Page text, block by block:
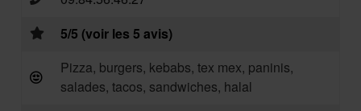
5/5 (voir les 5 avis)
Pizza, burgers, kebabs, tex mex, paninis,
salades, tacos, sandwiches, halal